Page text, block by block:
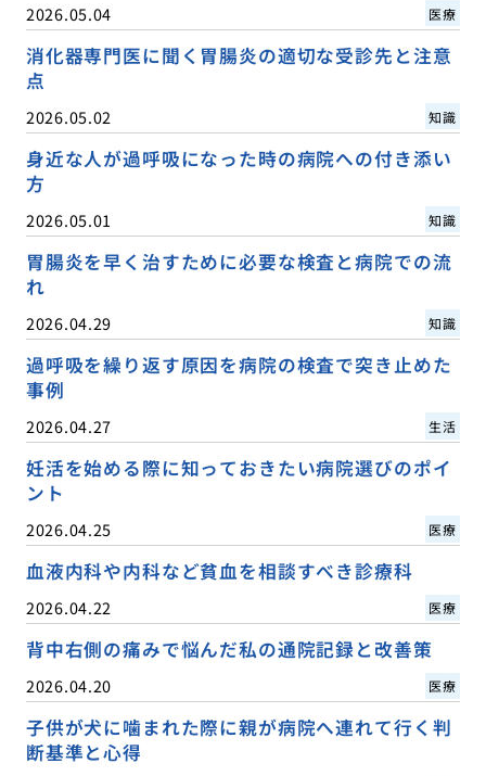
2026.05.04 医療
消化器専門医に聞く胃腸炎の適切な受診先と注意
点
2026.05.02 知識
身近な人が過呼吸になった時の病院への付き添い
方
2026.05.01 知識
胃腸炎を早く治すために必要な検査と病院での流
れ
2026.04.29 知識
過呼吸を繰り返す原因を病院の検査で突き止めた
事例
2026.04.27 生活
妊活を始める際に知っておきたい病院選びのポイ
ント
2026.04.25 医療
血液内科や内科など貧血を相談すべき診療科
2026.04.22 医療
背中右側の痛みで悩んだ私の通院記録と改善策
2026.04.20 医療
子供が犬に噛まれた際に親が病院へ連れて行く判
断基準と心得